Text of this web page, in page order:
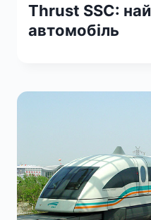
Thrust SSC:
автомобіль